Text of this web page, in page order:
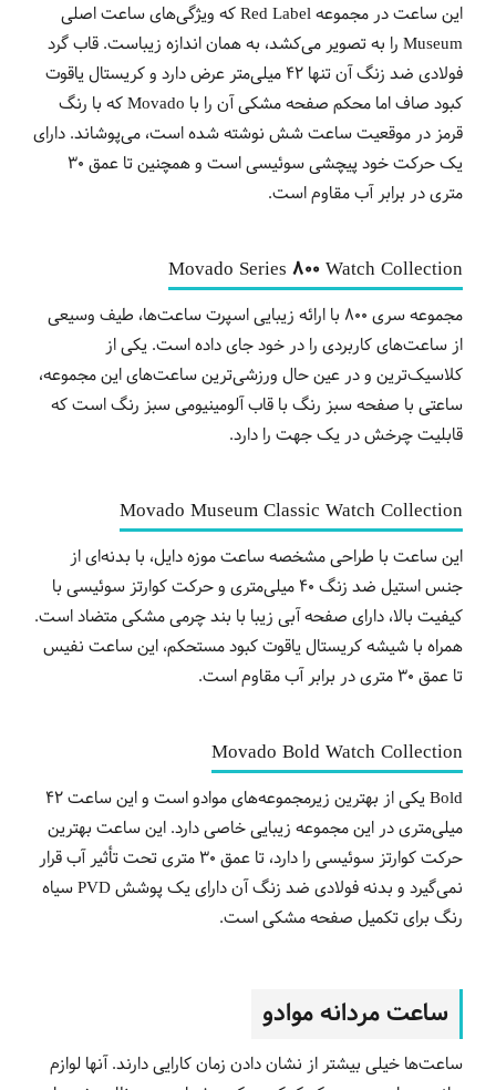
این ساعت در مجموعه Red Label که ویژگی‌های ساعت اصلی
Museum را به تصویر می‌کشد، به همان اندازه زیباست. قاب گرد
فولادی ضد زنگ آن تنها 42 میلی‌متر عرض دارد و کریستال یاقوت
کبود صاف اما محکم صفحه مشکی آن را با Movado که با رنگ
قرمز در موقعیت ساعت شش نوشته شده است، می‌پوشاند. دارای
یک حرکت خود پیچشی سوئیسی است و همچنین تا عمق 30
متری در برابر آب مقاوم است.
Movado Series 800 Watch Collection
مجموعه سری 800 با ارائه زیبایی اسپرت ساعت‌ها، طیف وسیعی
از ساعت‌های کاربردی را در خود جای داده است. یکی از
کلاسیک‌ترین و در عین حال ورزشی‌ترین ساعت‌های این مجموعه،
ساعتی با صفحه سبز رنگ با قاب آلومینیومی سبز رنگ است که
قابلیت چرخش در یک جهت را دارد.
Movado Museum Classic Watch Collection
این ساعت با طراحی مشخصه ساعت موزه دایل، با بدنه‌ای از
جنس استیل ضد زنگ 40 میلی‌متری و حرکت کوارتز سوئیسی با
کیفیت بالا، دارای صفحه آبی زیبا با بند چرمی مشکی متضاد است.
همراه با شیشه کریستال یاقوت کبود مستحکم، این ساعت نفیس
تا عمق 30 متری در برابر آب مقاوم است.
Movado Bold Watch Collection
Bold یکی از بهترین زیرمجموعه‌های موادو است و این ساعت 42
میلی‌متری در این مجموعه زیبایی خاصی دارد. این ساعت بهترین
حرکت کوارتز سوئیسی را دارد، تا عمق 30 متری تحت تأثیر آب قرار
نمی‌گیرد و بدنه فولادی ضد زنگ آن دارای یک پوشش PVD سیاه
رنگ برای تکمیل صفحه مشکی است.
ساعت مردانه موادو
ساعت‌ها خیلی بیشتر از نشان دادن زمان کارایی دارند. آنها لوازم